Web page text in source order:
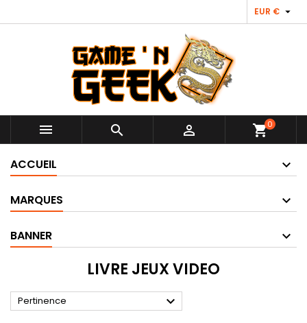
EUR € 
   shopping_cart0
ACCUEIL
MARQUES
BANNER
LIVRE JEUX VIDEO
Pertinence 